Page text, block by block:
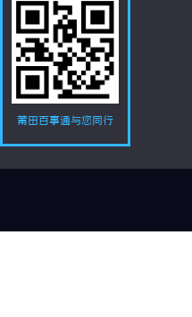
莆田百事通与您同行